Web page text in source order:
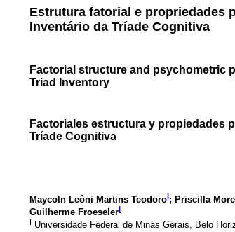
Estrutura fatorial e propriedades
Inventário da Tríade Cognitiva
Factorial structure and psychometric
Triad Inventory
Factoriales estructura y propiedades
Tríade Cognitiva
Maycoln Leôni Martins TeodoroI; Priscilla
Guilherme FroeselerI
I Universidade Federal de Minas Gerais, Belo